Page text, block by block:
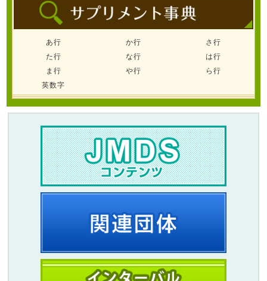
あ行 か行
さ行
た行
な行
は行
ま行
や行
ら行
英数字